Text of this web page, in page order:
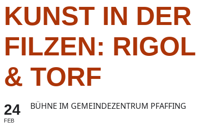
KUNST IN DER
FILZEN: RIGOL
& TORF
24
FEB
BÜHNE IM GEMEINDEZENTRUM PFAFFING